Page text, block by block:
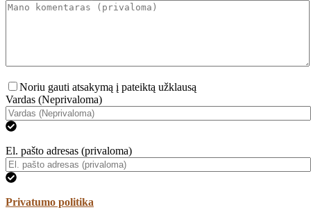
Noriu gauti atsakymą į pateiktą užklausą
Vardas (Neprivaloma)
El. pašto adresas (privaloma)
Privatumo politika